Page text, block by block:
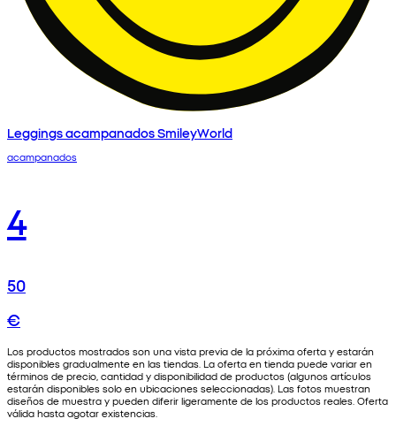
Leggings acampanados SmileyWorld
acampanados
4
50
€
Los productos mostrados son una vista previa de la próxima oferta y estarán
disponibles gradualmente en las tiendas. La oferta en tienda puede variar en
términos de precio, cantidad y disponibilidad de productos (algunos artículos
estarán disponibles solo en ubicaciones seleccionadas). Las fotos muestran
diseños de muestra y pueden diferir ligeramente de los productos reales. Oferta
válida hasta agotar existencias.